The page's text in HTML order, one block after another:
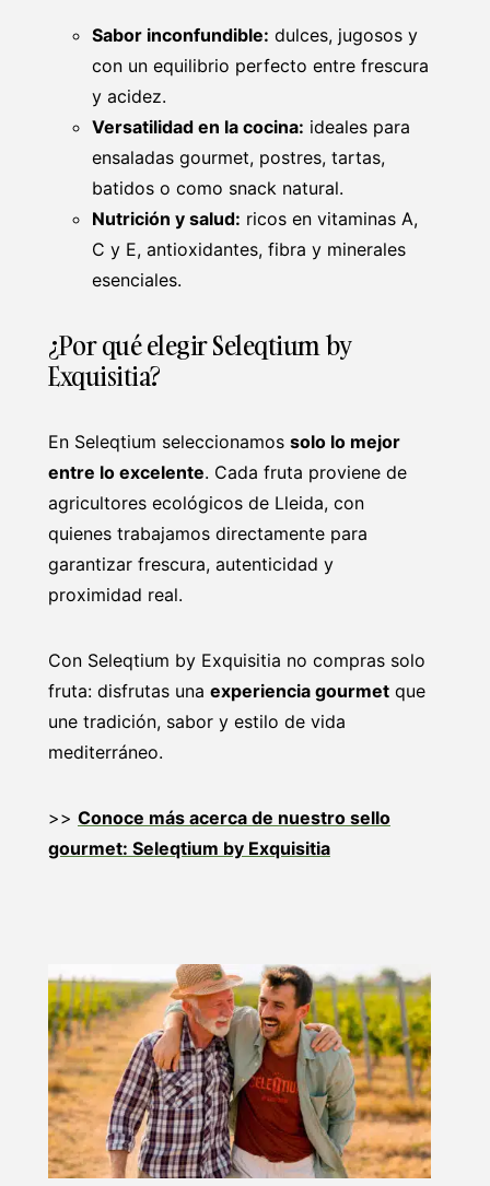
Sabor inconfundible: dulces, jugosos y
con un equilibrio perfecto entre frescura
y acidez.
Versatilidad en la cocina: ideales para
ensaladas gourmet, postres, tartas,
batidos o como snack natural.
Nutrición y salud: ricos en vitaminas A,
C y E, antioxidantes, fibra y minerales
esenciales.
¿Por qué elegir Seleqtium by
Exquisitia?
En Seleqtium seleccionamos solo lo mejor
entre lo excelente. Cada fruta proviene de
agricultores ecológicos de Lleida, con
quienes trabajamos directamente para
garantizar frescura, autenticidad y
proximidad real.
Con Seleqtium by Exquisitia no compras solo
fruta: disfrutas una experiencia gourmet que
une tradición, sabor y estilo de vida
mediterráneo.
>> Conoce más acerca de nuestro sello
gourmet: Seleqtium by Exquisitia